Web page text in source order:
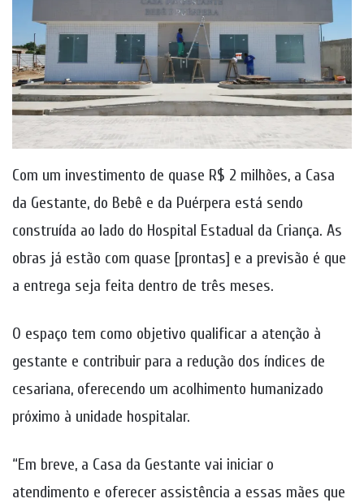
Com um investimento de quase R$ 2 milhões, a Casa
da Gestante, do Bebê e da Puérpera está sendo
construída ao lado do Hospital Estadual da Criança. As
obras já estão com quase [prontas] e a previsão é que
a entrega seja feita dentro de três meses.
O espaço tem como objetivo qualificar a atenção à
gestante e contribuir para a redução dos índices de
cesariana, oferecendo um acolhimento humanizado
próximo à unidade hospitalar.
“Em breve, a Casa da Gestante vai iniciar o
atendimento e oferecer assistência a essas mães que